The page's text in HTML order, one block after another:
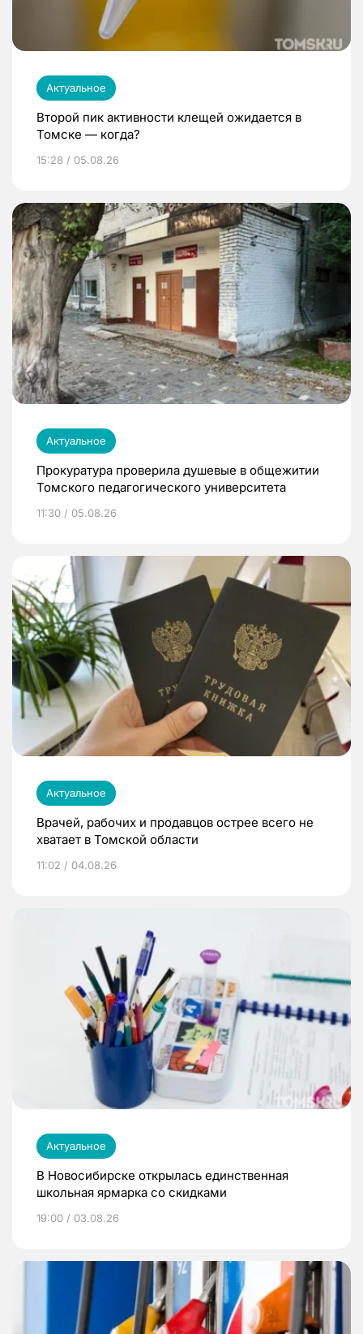
Актуальное
Второй пик активности клещей ожидается в
Томске — когда?
15:28 / 05.08.26
Актуальное
Прокуратура проверила душевые в общежитии
Томского педагогического университета
11:30 / 05.08.26
Актуальное
Врачей, рабочих и продавцов острее всего не
хватает в Томской области
11:02 / 04.08.26
Актуальное
В Новосибирске открылась единственная
школьная ярмарка со скидками
19:00 / 03.08.26